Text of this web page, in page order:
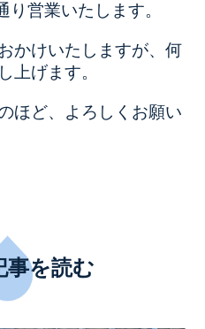
営業いたします。
かけいたしますが、何
上げます。
ほど、よろしくお願い
事を読む